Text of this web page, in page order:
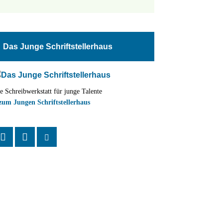
Das Junge Schriftstellerhaus
Schreibwerkstatt für junge Talente
Jungen Schriftstellerhaus